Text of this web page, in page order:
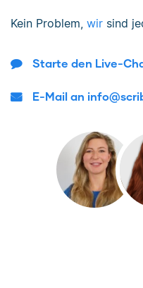
Kein Problem, wir sind
Starte den Live-
E-Mail an